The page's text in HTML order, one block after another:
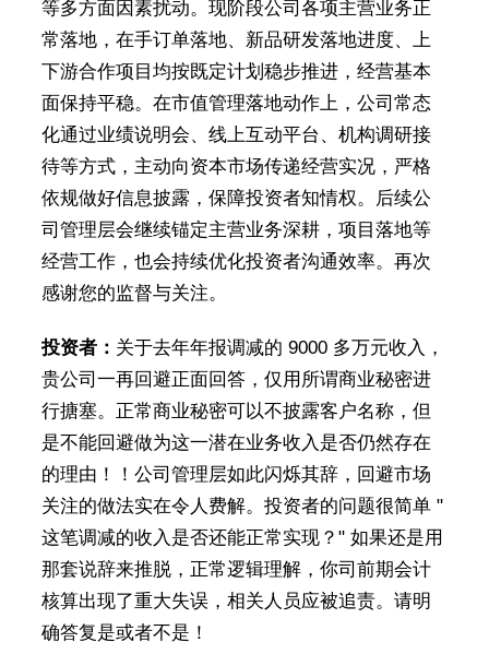
等多方面因素扰动。现阶段公司各项主营业务正
常落地，在手订单落地、新品研发落地进度、上
下游合作项目均按既定计划稳步推进，经营基本
面保持平稳。在市值管理落地动作上，公司常态
化通过业绩说明会、线上互动平台、机构调研接
待等方式，主动向资本市场传递经营实况，严格
依规做好信息披露，保障投资者知情权。后续公
司管理层会继续锚定主营业务深耕，项目落地等
经营工作，也会持续优化投资者沟通效率。再次
感谢您的监督与关注。
投资者： 关于去年年报调减的 9000 多万元收入，
贵公司一再回避正面回答，仅用所谓商业秘密进
行搪塞。正常商业秘密可以不披露客户名称，但
是不能回避做为这一潜在业务收入是否仍然存在
的理由！！公司管理层如此闪烁其辞，回避市场
关注的做法实在令人费解。投资者的问题很简单 "
这笔调减的收入是否还能正常实现？" 如果还是用
那套说辞来推脱，正常逻辑理解，你司前期会计
核算出现了重大失误，相关人员应被追责。请明
确答复是或者不是！